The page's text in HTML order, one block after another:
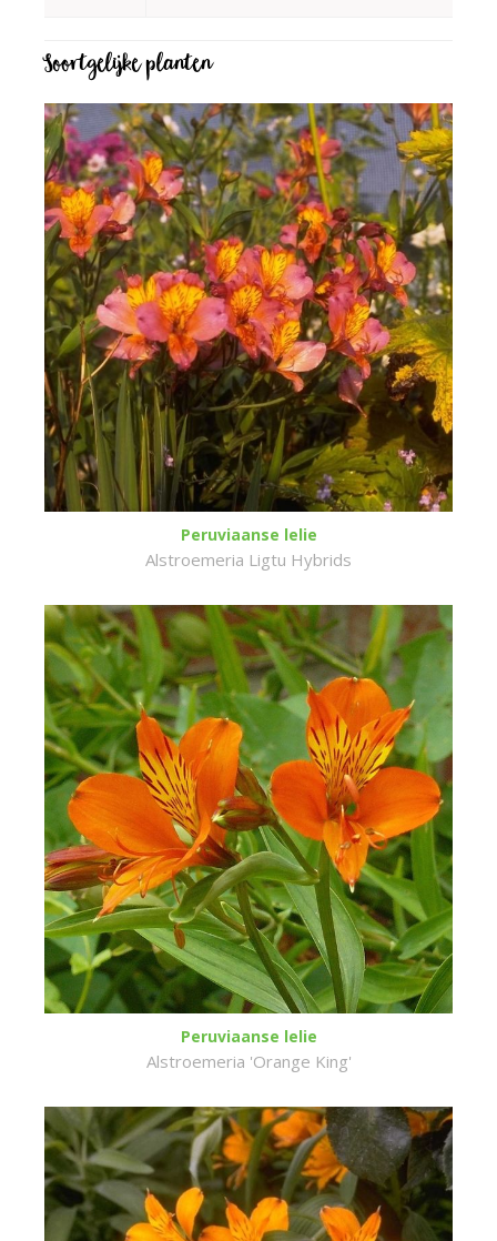
Soortgelijke planten
Peruviaanse lelie
Alstroemeria Ligtu Hybrids
Peruviaanse lelie
Alstroemeria 'Orange King'